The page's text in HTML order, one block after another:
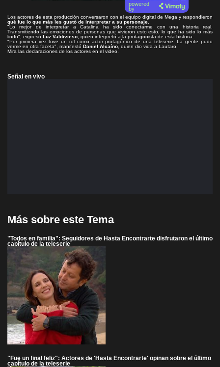
powered
by
Los actores de esta producción conversaron con el equipo digital de Mega y respondieron
qué fue lo que más les gustó de interpretar a su personaje.
"Lo mejor de interpretar a Catalina ha sido conectarme con una historia real.
Transmitiendo las emociones de personas que vivieron esto esto, lo que ha sido lo más
lindo", expresó Luz Valdivieso , quien interpretó a la protagonista de esta historia.
"Por primera vez tuve un rol como actor protagónico de una teleserie. La gente pudo
verme en otra faceta", manifestó Daniel Alcaíno , quien dio vida a Lautaro.
Mira las declaraciones de los actores en el video.
Señal en vivo
Más sobre este Tema
"Todos en familia": Seguidores de Hasta Encontrarte disfrutaron el último
capítulo de la teleserie
"Fue un final feliz": Actores de 'Hasta Encontrarte' opinan sobre el último
capítulo de la teleserie